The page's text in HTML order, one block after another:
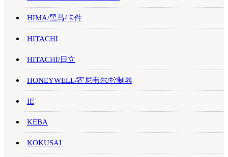
HIMA/黑马/卡件
HITACHI
HITACHI/日立
HONEYWELL/霍尼韦尔/控制器
IE
KEBA
KOKUSAI